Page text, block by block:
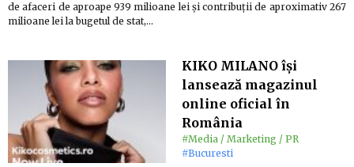
de afaceri de aproape 939 milioane lei și contribuții de aproximativ 267
milioane lei la bugetul de stat,…
KIKO MILANO își
lansează magazinul
online oficial în
România
#Media / Marketing / PR
#Bucuresti